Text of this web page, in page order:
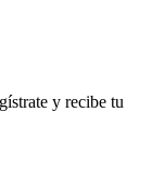
y recibe tu